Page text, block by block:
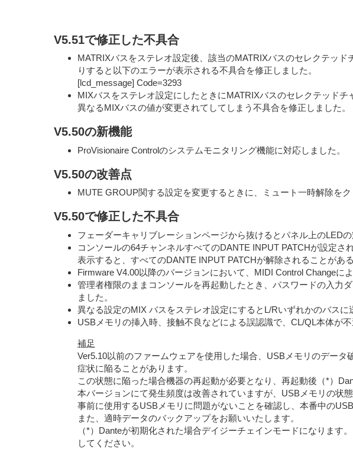
V5.51で修正した不具合
MATRIXバスをステレオ設定後、該当のMATRIXバスのセレクテッ
りすると以下のエラーが表示される不具合を修正しました。
[lcd_message] Code=3293
MIXバスをステレオ設定にしたときにMATRIXバスのセレクテッド
異なるMIXバスの値が変更されてしてしまう不具合を修正しました。
V5.50の新機能
ProVisionaire Controlのシステムモニタリング機能に対応しました。
V5.50の改善点
MUTE GROUP関する設定を変更するときに、ミュート一時解除をク
V5.50で修正した不具合
フェーダーキャリブレーションページから抜けるとパネル上のLED
コンソールの64チャンネルすべてのDANTE INPUT PATCHが設定
表示すると、すべてのDANTE INPUT PATCHが解除されることがあ
Firmware V4.00以降のバージョンにおいて、MIDI Control Changeに
管理者権限のままコンソールを再起動したとき、パスワードの入力
ました。
異なる設定のMIX バスをステレオ設定にするとL/Rいずれかのバス
USBメモリの挿入時、接触不良などによる誤認識で、CL/QL本体が
補足
Ver5.10以前のファームウェアを使用した場合、USBメモリのデー
症状に陥ることがあります。
この状態に陥った場合機器の再起動が必要となり、再起動後（*）
本バージョンにて発生頻度は改善されていますが、USBメモリの状
事前に使用するUSBメモリに問題がないことを確認し、本番中の
また、適時データのバックアップをお願いいたします。
（*）Danteが初期化された場合デイジーチェインモードになりま
してください。